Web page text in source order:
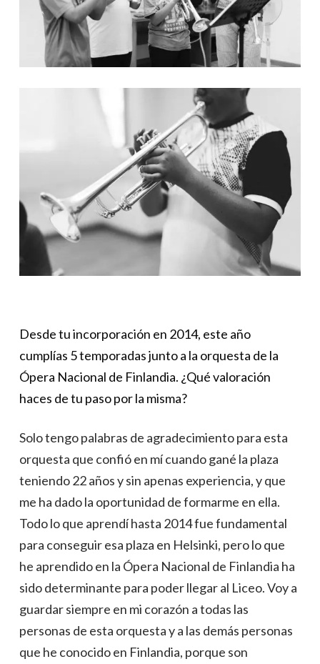
Desde tu incorporación en 2014, este año
cumplías 5 temporadas junto a la orquesta de la
Ópera Nacional de Finlandia. ¿Qué valoración
haces de tu paso por la misma?
Solo tengo palabras de agradecimiento para esta
orquesta que confió en mí cuando gané la plaza
teniendo 22 años y sin apenas experiencia, y que
me ha dado la oportunidad de formarme en ella.
Todo lo que aprendí hasta 2014 fue fundamental
para conseguir esa plaza en Helsinki, pero lo que
he aprendido en la Ópera Nacional de Finlandia ha
sido determinante para poder llegar al Liceo. Voy a
guardar siempre en mi corazón a todas las
personas de esta orquesta y a las demás personas
que he conocido en Finlandia, porque son